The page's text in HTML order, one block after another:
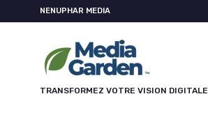
NENUPHAR MEDIA
TRANSFORMEZ VOTRE VISION DIGITALE
Panneau de gestion des cookies